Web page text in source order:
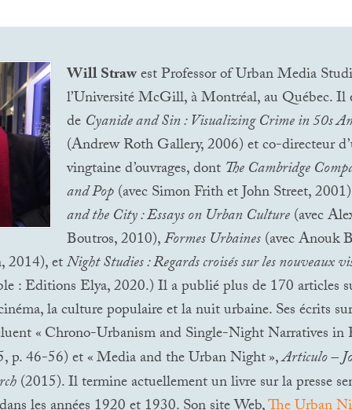
Will Strawest Professor of Urban Media
l’Université McGill, à Montréal, au Québec. Il
de Cyanide and Sin : Visualizing Crime in 50s
(Andrew Roth Gallery, 2006) et co-directeur
vingtaine d’ouvrages, dont The Cambridge
and Pop(avec Simon Frith et John Street,
and the City : Essays on Urban Culture(avec
Boutros, 2010),Formes Urbaines(avec Anouk
2014), etNight Studies : Regards croisés sur les nouveaux
: Editions Elya, 2020.) Il a publié plus de 170 articles
la culture populaire et la nuit urbaine. Ses écrits
«Chrono-Urbanism and Single-Night Narratives in
p. 46-56) et «Media and the Urban Night»,Articulo –
(2015). Il termine actuellement un livre sur la presse